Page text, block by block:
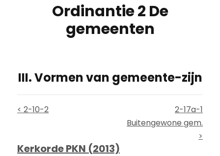
Ordinantie 2 De
gemeenten
III. Vormen van gemeente-zijn
< 2-10-2
2-17a-1
Buitengewone gem.
>
Kerkorde PKN (2013)